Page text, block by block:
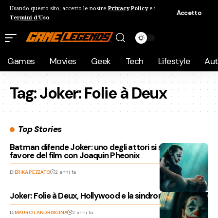
Usando questo sito, accetto le nostre Privacy Policye i
Termini d'Uso.
Accetto
Games Movies Geek Tech Lifestyle
Tag:Joker: Folie à Deux
Top Stories
Batman difende Joker: uno degli attori si schiera a
favore del film con Joaquin Pheonix
DiERIKA PEZZATO 2 anni fa
Joker: Folie à Deux, Hollywood e la sindrome dei sequel
DiMAURO LANDRISCINA 2 anni fa